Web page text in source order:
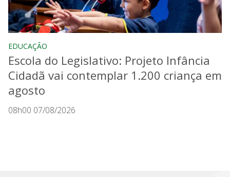
EDUCAÇÃO
Escola do Legislativo: Projeto Infância
Cidadã vai contemplar 1.200 criança em
agosto
08h00 07/08/2026